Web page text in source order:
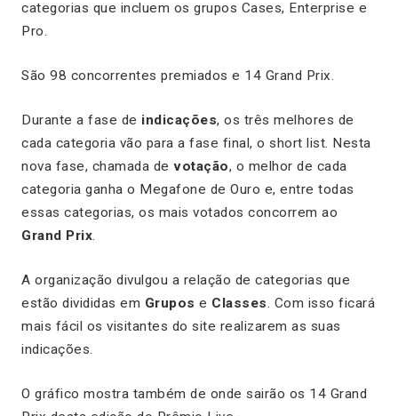
categorias que incluem os grupos Cases, Enterprise e
Pro.
São 98 concorrentes premiados e 14 Grand Prix.
Durante a fase de indicações, os três melhores de
cada categoria vão para a fase final, o short list. Nesta
nova fase, chamada de votação, o melhor de cada
categoria ganha o Megafone de Ouro e, entre todas
essas categorias, os mais votados concorrem ao
Grand Prix.
A organização divulgou a relação de categorias que
estão divididas em Grupos e Classes. Com isso ficará
mais fácil os visitantes do site realizarem as suas
indicações.
O gráfico mostra também de onde sairão os 14 Grand